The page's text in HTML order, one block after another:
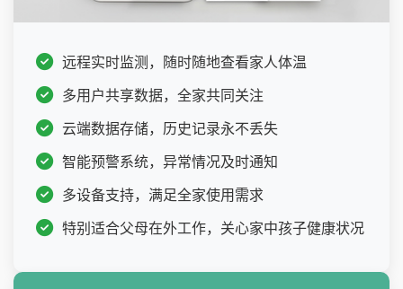
远程实时监测，随时随地查看家人体温
多用户共享数据，全家共同关注
云端数据存储，历史记录永不丢失
智能预警系统，异常情况及时通知
多设备支持，满足全家使用需求
特别适合父母在外工作，关心家中孩子健康状况